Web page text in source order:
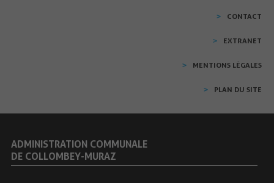
CONTACT
EXTRANET
MENTIONS LÉGALES
PLAN DU SITE
ADMINISTRATION COMMUNALE
DE COLLOMBEY-MURAZ